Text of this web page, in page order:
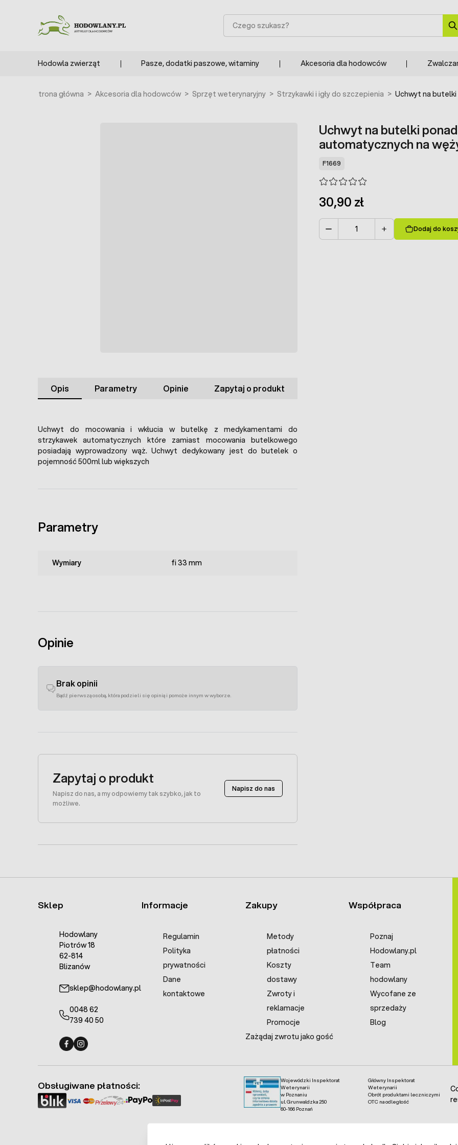
Szukaj
Hodowla zwierząt Pasze, dodatki paszowe, witaminy Akcesoria dla hodowców
Strona główna > Akcesoria dla hodowców > Sprzęt weterynaryjny > Strzykawki i igły do szczepienia > Uchwyt na
Uchwyt na butelki
automatycznych na
F1669
30,90 zł
Dodaj do
Opis Parametry Opinie Zapytaj o produkt
Uchwyt do mocowania i wkłucia w butelkę z medykamentami do
strzykawek automatycznych które zamiast mocowania butelkowego
posiadają wyprowadzony wąż. Uchwyt dedykowany jest do butelek o
pojemność 500ml lub większych
Parametry
Wymiary fi 33 mm
Opinie
Brak opinii
Bądź pierwszą osobą, która podzieli się opinią i pomoże innym w wyborze.
Zapytaj o produkt
Napisz do nas, a my odpowiemy tak szybko, jak to
możliwe.
Napisz do nas
Sklep
Hodowlany
Piotrów 18
62-814
Blizanów
sklep@hodowlany.pl
0048 62
739 40 50
Informacje
Regulamin
Polityka
prywatności
Dane
kontaktowe
Zakupy
Metody
płatności
Koszty
dostawy
Zwroty i
reklamacje
Promocje
Zażądaj zwrotu jako gość
Współpraca
Poznaj
Hodowlany.pl
Team
hodowlany
Wycofane ze
sprzedaży
Blog
Wojewódzki Inspektorat
Weterynarii
w Poznaniu
ul. Grunwaldzka 250
60-166 Poznań
Główny Inspektorat
Weterynarii
Obrót produktami leczniczymi
OTC na odległość
Obsługiwane płatności: